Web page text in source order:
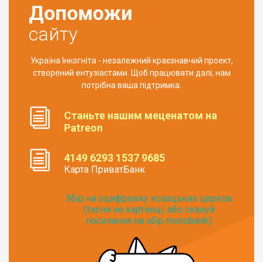
Допоможи
сайту
Україна Інкогніта - незалежний краєзнавчий проект,
створений ентузіастами. Щоб працювати далі, нам
потрібна ваша підтримка.
Станьте нашим меценатом на
Patreon
4149 6293 1537 9685
Карта ПриватБанк
Збір на оцифровку козацьких церков
(тисни на картинці, або скануй
посилання на збір monobank):